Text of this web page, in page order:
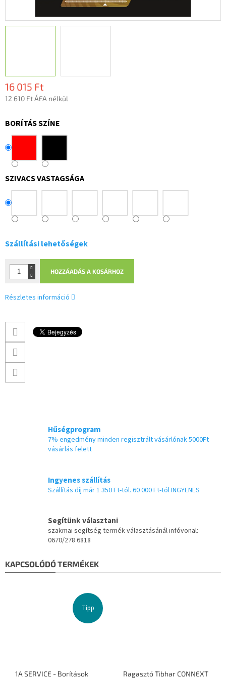
16 015 Ft
12 610 Ft ÁFA nélkül
BORÍTÁS SZÍNE
SZIVACS VASTAGSÁGA
Szállítási lehetőségek
HOZZÁADÁS A KOSÁRHOZ
Részletes információ
Hűségprogram
7% engedmény minden regisztrált vásárlónak 5000Ft
vásárlás felett
Ingyenes szállítás
Szállítás díj már 1 350 Ft-tól. 60 000 Ft-tól INGYENES
Segítünk választani
szakmai segítség termék választásánál infóvonal:
0670/278 6818
KAPCSOLÓDÓ TERMÉKEK
Tipp
1A SERVICE - Borítások
Ragasztó Tibhar CONNEXT